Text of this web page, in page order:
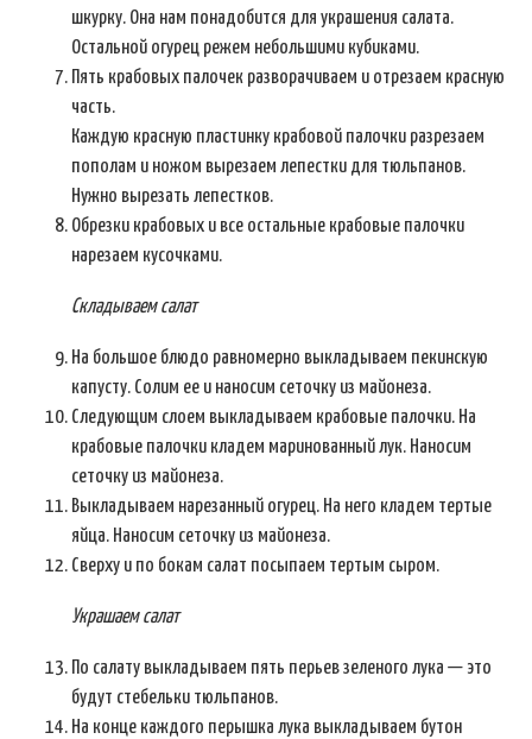
шкурку. Она нам понадобится для украшения салата.
Остальной огурец режем небольшими кубиками.
Пять крабовых палочек разворачиваем и отрезаем красную
часть.
Каждую красную пластинку крабовой палочки разрезаем
пополам и ножом вырезаем лепестки для тюльпанов.
Нужно вырезать лепестков.
Обрезки крабовых и все остальные крабовые палочки
нарезаем кусочками.
Складываем салат
На большое блюдо равномерно выкладываем пекинскую
капусту. Солим ее и наносим сеточку из майонеза.
Следующим слоем выкладываем крабовые палочки. На
крабовые палочки кладем маринованный лук. Наносим
сеточку из майонеза.
Выкладываем нарезанный огурец. На него кладем тертые
яйца. Наносим сеточку из майонеза.
Сверху и по бокам салат посыпаем тертым сыром.
Украшаем салат
По салату выкладываем пять перьев зеленого лука — это
будут стебельки тюльпанов.
На конце каждого перышка лука выкладываем бутон